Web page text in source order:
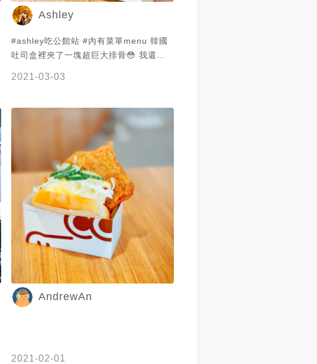
Ashley
#ashley吃公館站 #內有菜單menu 韓國
吐司盒裡夾了一塊超巨大排骨😳 我還以
的韓國吐司盒專賣 以鱷魚🐊為整體設計
鱷勢力排骨 原本怕會很膩口 殊不知排骨
吃起來滿juicy的 而且一整個吃完想當
飽，我連續飽了七個小時後才吃得下下一
餐😆 紅茶喝起來本身是微糖的 跟早餐店
古早味紅茶比起來比較不甜～ 整體來說還
不錯～是會想二訪的早晚餐店👍🏻 💰鱷勢
力排骨NT$98 💰台灣紅茶NT$30 #鱷吐
司 #台北 #台北美食 #台北早餐 #台北早
午餐 #公館 #公館美食 #公館早午餐 #公
館早餐
2021-03-03
AndrewAn
2021-02-01